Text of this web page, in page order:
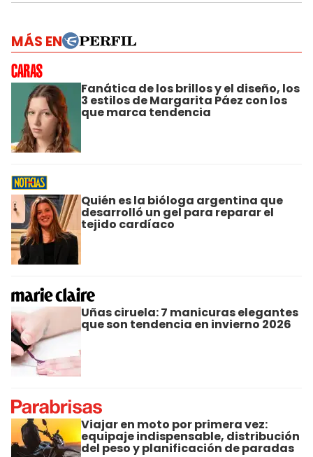
MÁS EN
Fanática de los brillos y el diseño, los
3 estilos de Margarita Páez con los
que marca tendencia
Quién es la bióloga argentina que
desarrolló un gel para reparar el
tejido cardíaco
Uñas ciruela: 7 manicuras elegantes
que son tendencia en invierno 2026
Viajar en moto por primera vez:
equipaje indispensable, distribución
del peso y planificación de paradas